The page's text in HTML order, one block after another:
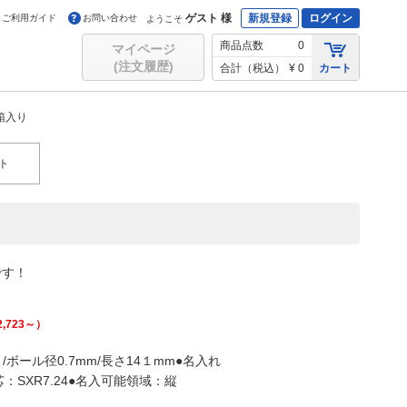
ご利用ガイド お問い合わせ ようこそ ゲスト 様 新規登録 ログイン
マイページ
(注文履歴)
商品点数
0
合計（税込）
¥ 0 カート
り
！
～）
ボール径0.7mm/長さ14１mm●名入れ
SXR7.24●名入可能領域：縦